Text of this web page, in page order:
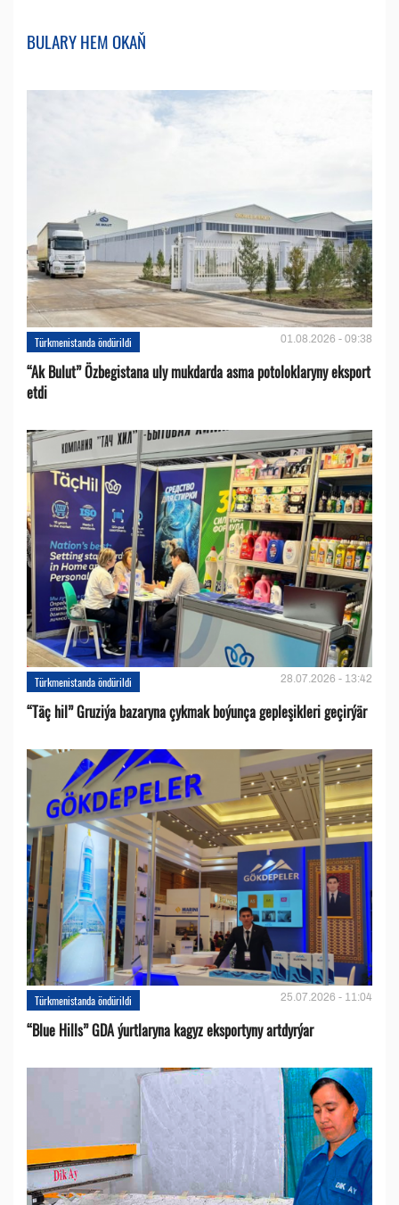
BULARY HEM OKAŇ
Türkmenistanda öndürildi 01.08.2026 - 09:38
“Ak Bulut” Özbegistana uly mukdarda asma potoloklaryny eksport
etdi
Türkmenistanda öndürildi 28.07.2026 - 13:42
“Täç hil” Gruziýa bazaryna çykmak boýunça gepleşikleri geçirýär
Türkmenistanda öndürildi 25.07.2026 - 11:04
“Blue Hills” GDA ýurtlaryna kagyz eksportyny artdyrýar